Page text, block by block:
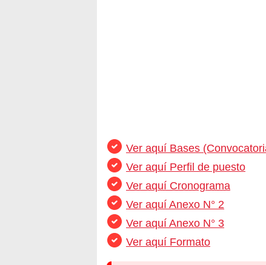
Ver aquí Bases
Ver aquí Perfil de puesto
Ver aquí Cronograma
Ver aquí Anexo N° 2
Ver aquí Anexo N° 3
Ver aquí Formato